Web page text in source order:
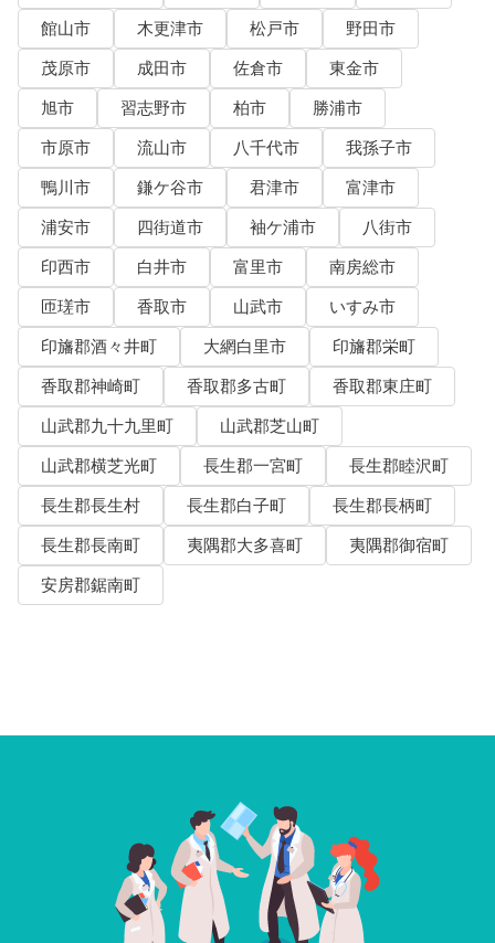
館山市
木更津市 松戸市
野田市
茂原市
成田市 佐倉市
東金市
旭市
習志野市 柏市
勝浦市
市原市
流山市 八千代市
我孫子市
鴨川市
鎌ケ谷市 君津市
富津市
浦安市
四街道市 袖ケ浦市
八街市
印西市
白井市 富里市
南房総市
匝瑳市
香取市 山武市
いすみ市
印旛郡酒々井町
大網白里市
印旛郡栄町
香取郡神崎町
香取郡多古町
香取郡東庄町
山武郡九十九里町
山武郡芝山町
山武郡横芝光町
長生郡一宮町
長生郡睦沢町
長生郡長生村
長生郡白子町
長生郡長柄町
長生郡長南町
夷隅郡大多喜町
夷隅郡御宿町
安房郡鋸南町